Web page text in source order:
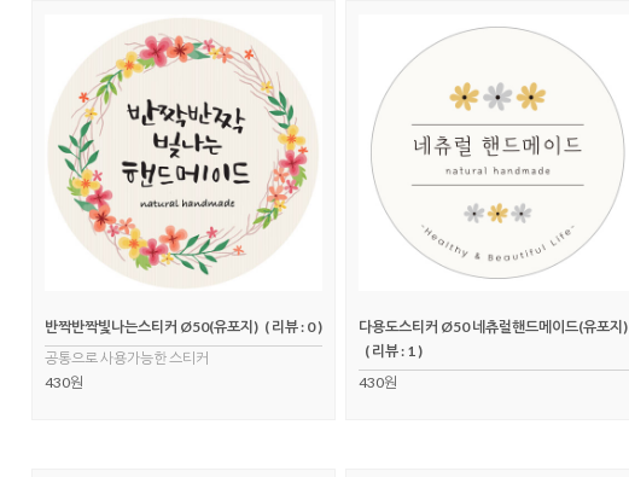
반짝반짝빛나는스티커 Ø50(유포지) ( 리뷰 : 0 )
공통으로 사용가능한 스티커
430원
다용도스티커 Ø50 네츄럴핸드메이드(유포지)
( 리뷰 : 1 )
430원